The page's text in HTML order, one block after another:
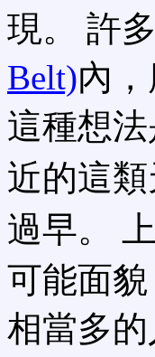
現。 許
Belt)內
這種想
近的這
過早。
可能面
相當多